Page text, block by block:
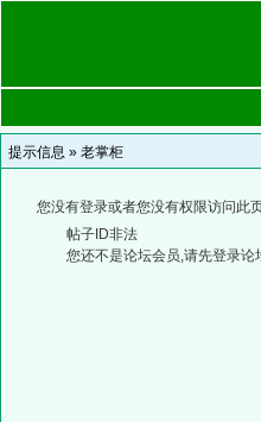
提示信息 » 老掌柜
您没有登录或者您没有权限访问此
帖子ID非法
您还不是论坛会员,请先登录论